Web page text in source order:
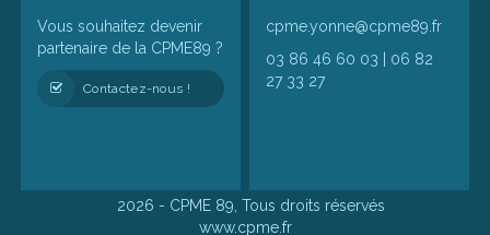
Vous souhaitez devenir
partenaire de la CPME89 ?
Contactez-nous !
cpme.yonne@cpme89.fr
03 86 46 60 03 | 06 82
27 33 27
2026 - CPME 89, Tous droits réservés
www.cpme.fr